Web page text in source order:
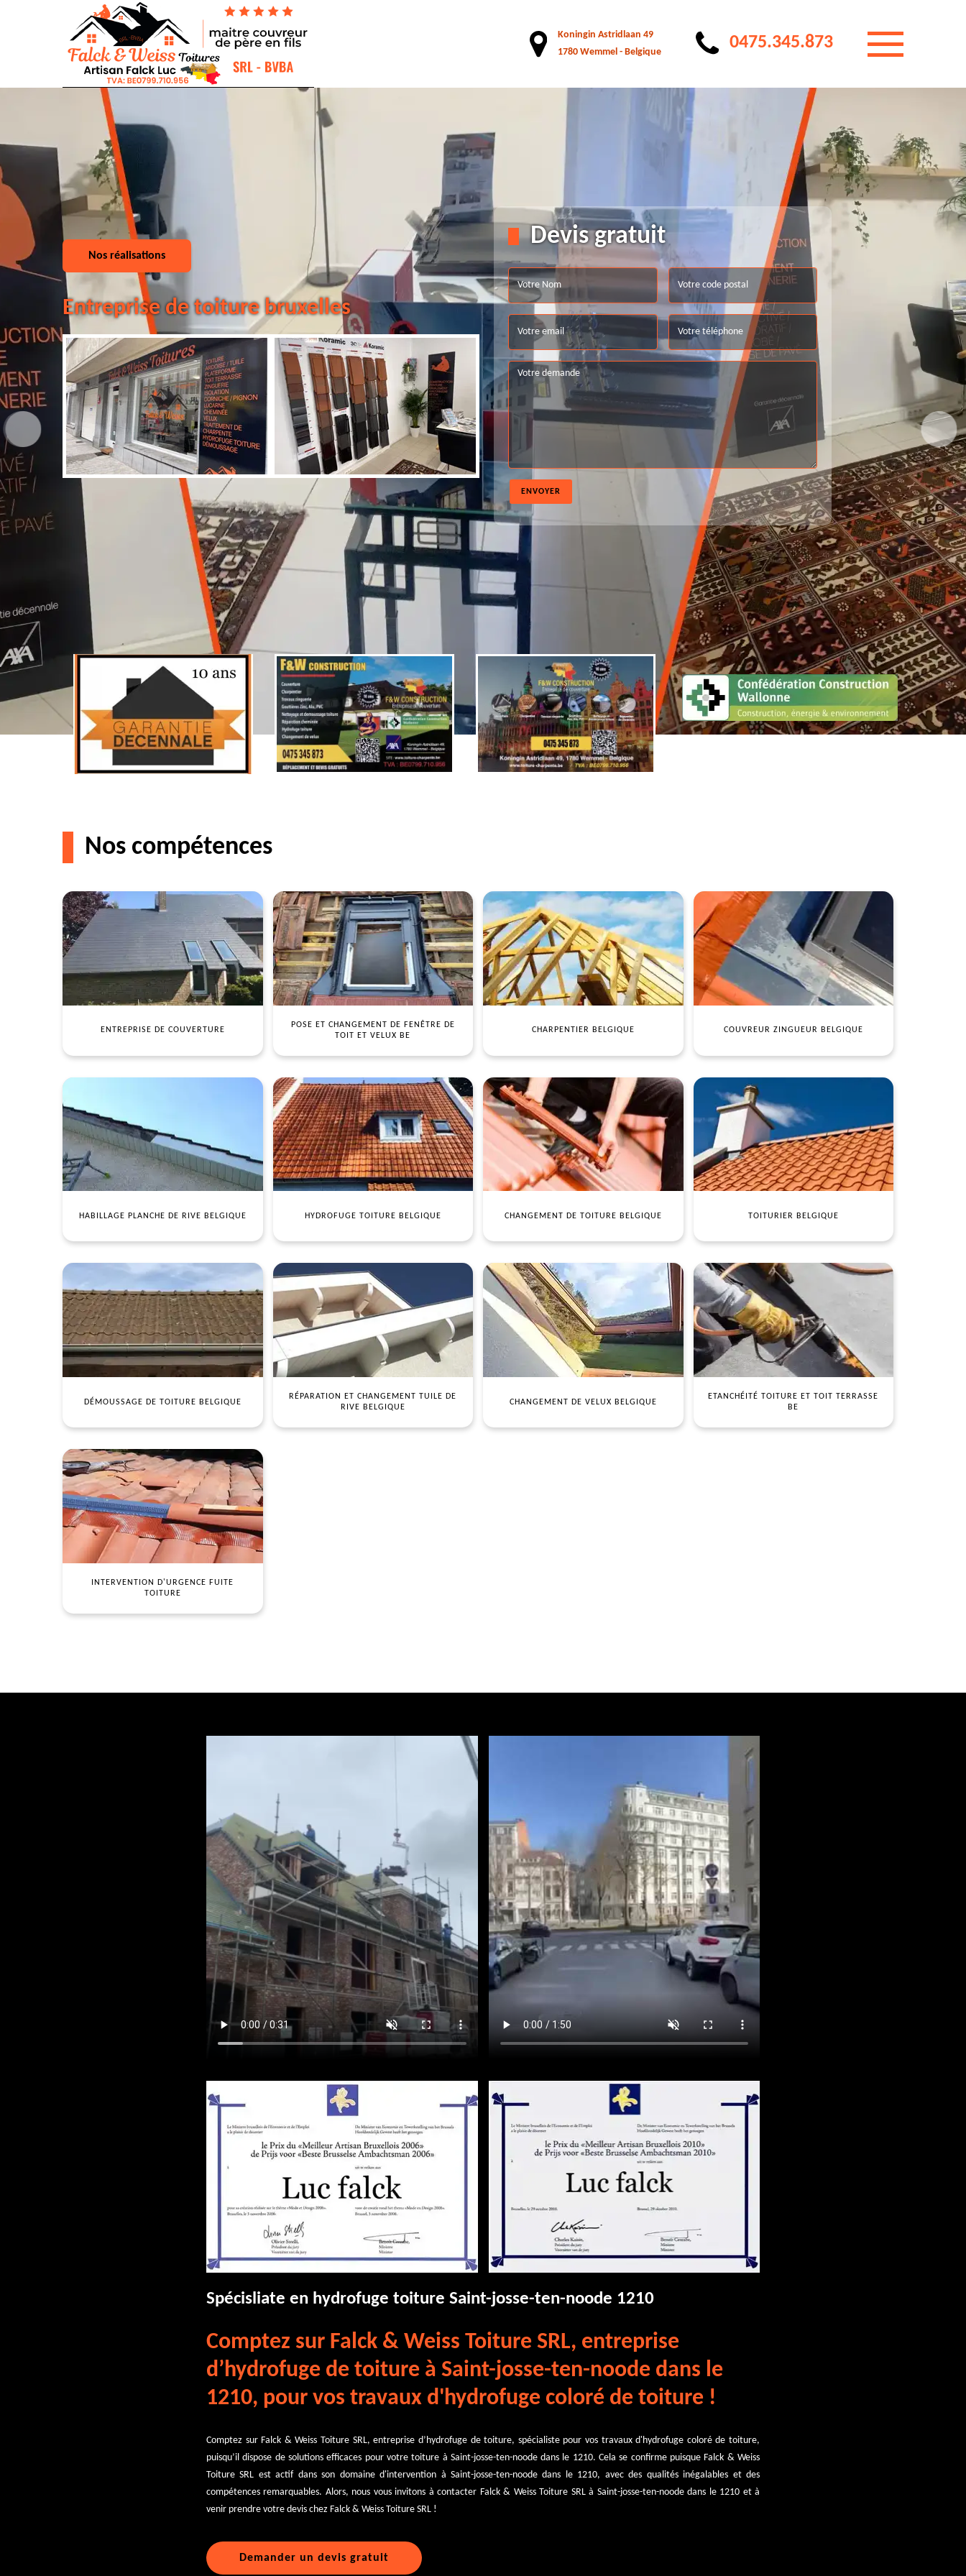
Koningin Astridlaan 49
1780 Wemmel - Belgique
0475.345.873
Nos réalisations
Entreprise de toiture bruxelles
Devis gratuit
Nos compétences
ENTREPRISE DE COUVERTURE
POSE ET CHANGEMENT DE FENÊTRE DE
TOIT ET VELUX BE
CHARPENTIER BELGIQUE COUVREUR ZINGUEUR BELGIQUE
HABILLAGE PLANCHE DE RIVE BELGIQUE HYDROFUGE TOITURE BELGIQUE CHANGEMENT DE TOITURE BELGIQUE TOITURIER BELGIQUE
DÉMOUSSAGE DE TOITURE BELGIQUE
RÉPARATION ET CHANGEMENT TUILE DE
RIVE BELGIQUE
CHANGEMENT DE VELUX BELGIQUE
ETANCHÉITÉ TOITURE ET TOIT TERRASSE
BE
INTERVENTION D'URGENCE FUITE
TOITURE
Spécisliate en hydrofuge toiture Saint-josse-ten-noode 1210
Comptez sur Falck & Weiss Toiture SRL, entreprise
d’hydrofuge de toiture à Saint-josse-ten-noode dans le
1210, pour vos travaux d'hydrofuge coloré de toiture !
Comptez sur Falck & Weiss Toiture SRL, entreprise d’hydrofuge de toiture, spécialiste pour vos travaux d'hydrofuge coloré de toiture,
puisqu’il dispose de solutions efficaces pour votre toiture à Saint-josse-ten-noode dans le 1210. Cela se confirme puisque Falck & Weiss
Toiture SRL est actif dans son domaine d'intervention à Saint-josse-ten-noode dans le 1210, avec des qualités inégalables et des
compétences remarquables. Alors, nous vous invitons à contacter Falck & Weiss Toiture SRL à Saint-josse-ten-noode dans le 1210 et à
venir prendre votre devis chez Falck & Weiss Toiture SRL !
Demander un devis gratuit